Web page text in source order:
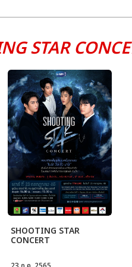
STAR
SHOOTING STAR
CONCERT